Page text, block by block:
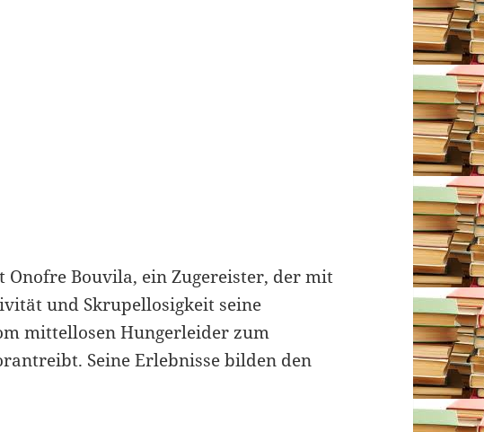
Onofre Bouvila, ein Zugereister, der mit
und Skrupellosigkeit seine
mittellosen Hungerleider zum
Seine Erlebnisse bilden den